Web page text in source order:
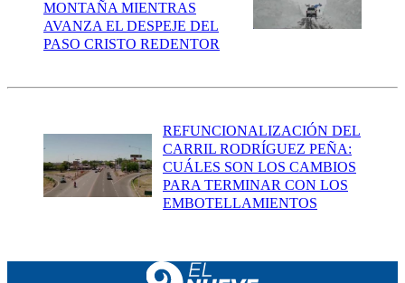
MONTAÑA MIENTRAS
AVANZA EL DESPEJE DEL
PASO CRISTO REDENTOR
REFUNCIONALIZACIÓN DEL
CARRIL RODRÍGUEZ PEÑA:
CUÁLES SON LOS CAMBIOS
PARA TERMINAR CON LOS
EMBOTELLAMIENTOS